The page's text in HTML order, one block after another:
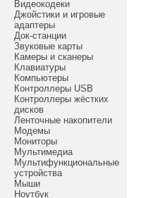
Видеокодеки
Джойстики и игровые
адаптеры
Док-станции
Звуковые карты
Камеры и сканеры
Клавиатуры
Компьютеры
Контроллеры USB
Контроллеры жёстких
дисков
Ленточные накопители
Модемы
Мониторы
Мультимедиа
Мультифункциональные
устройства
Мыши
Ноутбук